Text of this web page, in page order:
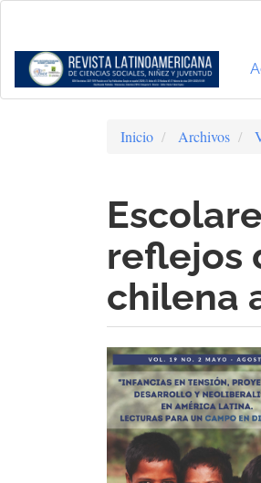
Contenido
principal
Barra
Inicio Archivos
reflejos
chilena
Barra
lateral
del
artículo